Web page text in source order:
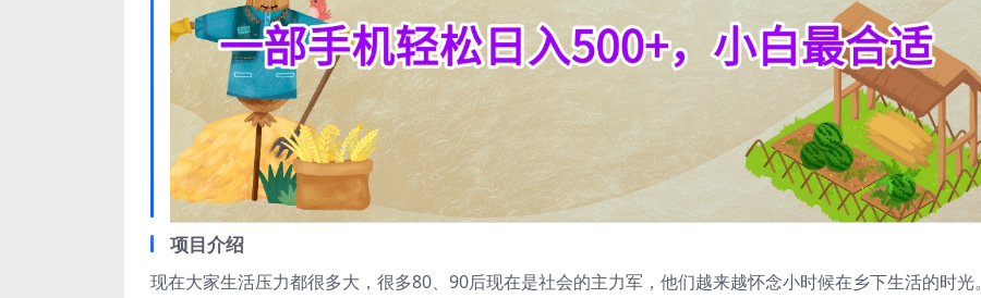
项目介绍
现在大家生活压力都很多大，很多80、90后现在是社会的主力军，他们越来越怀念小时候在乡下生活的时光。